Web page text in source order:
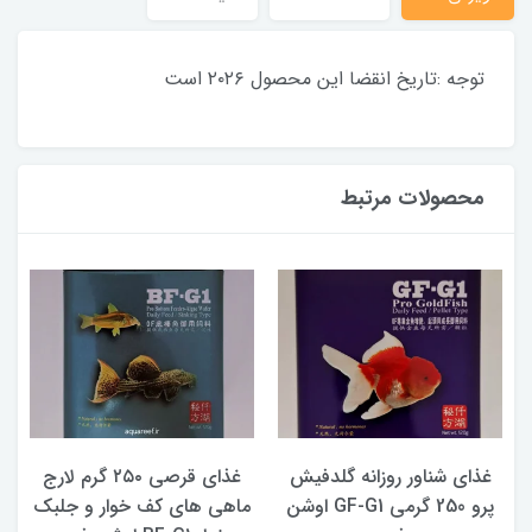
توجه :تاریخ انقضا این محصول ۲۰۲۶ است
محصولات مرتبط
غذای شناور روزانه گلدفیش
پرو 250 گرمی GF-G1 اوشن
غذای قرصی ۲۵۰ گرم لارج
ماهی های کف خوار و جلبک